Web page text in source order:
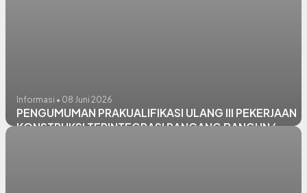
Informasi • 08 Juni 2026
PENGUMUMAN PRAKUALIFIKASI ULANG III PEKERJAAN
KONSTRUKSI TERINTEGRASI RANCANG BANGUN (